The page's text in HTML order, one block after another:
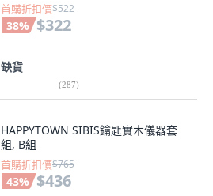
首購折扣價$522
38% $322
缺貨
(287)
HAPPYTOWN SIBIS鑰匙實木儀器套
組, B組
首購折扣價$765
43% $436